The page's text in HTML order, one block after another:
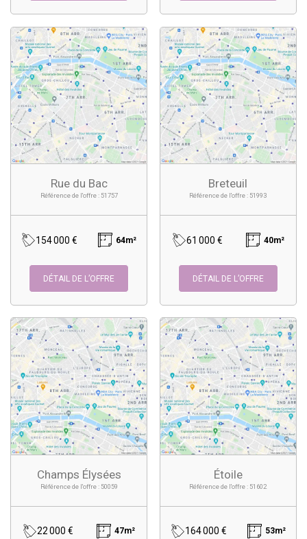
Rue du Bac
Référence de l'offre : 51757
154 000 € 64m²
DÉTAIL DE L’OFFRE
Breteuil
Référence de l'offre : 51993
61 000 € 40m²
DÉTAIL DE L’OFFRE
Champs Élysées
Référence de l'offre : 50059
22 000 € 47m²
Étoile
Référence de l'offre : 51602
164 000 € 53m²